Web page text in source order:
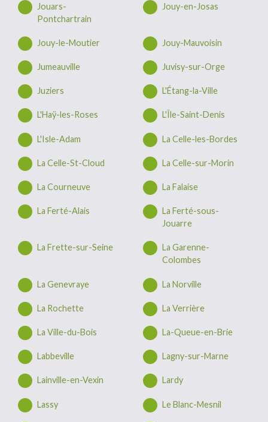
Jouars-
Pontchartrain
Jouy-en-Josas
Jouy-le-Moutier Jouy-Mauvoisin
Jumeauville Juvisy-sur-Orge
Juziers L'Étang-la-Ville
L'Haÿ-les-Roses L'Île-Saint-Denis
L'Isle-Adam La Celle-les-Bordes
La Celle-St-Cloud La Celle-sur-Morin
La Courneuve La Falaise
La Ferté-Alais
La Ferté-sous-
Jouarre
La Frette-sur-Seine
La Garenne-
Colombes
La Genevraye La Norville
La Rochette La Verrière
La Ville-du-Bois La-Queue-en-Brie
Labbeville Lagny-sur-Marne
Lainville-en-Vexin Lardy
Lassy Le Blanc-Mesnil